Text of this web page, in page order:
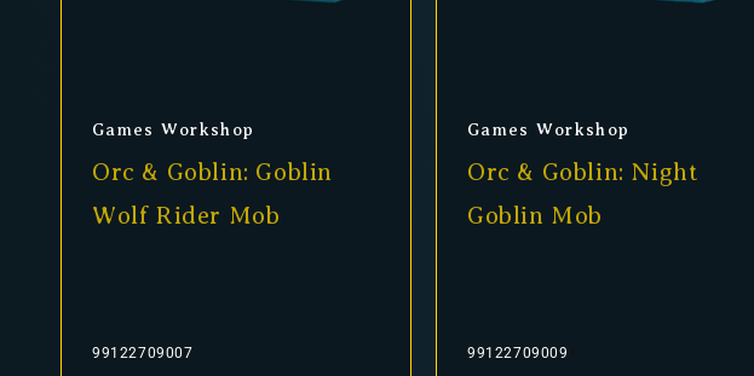
Anbieter:
Games Workshop
Orc & Goblin: Goblin
Wolf Rider Mob
99122709007
Anbieter:
Games Workshop
Orc & Goblin: Night
Goblin Mob
99122709009